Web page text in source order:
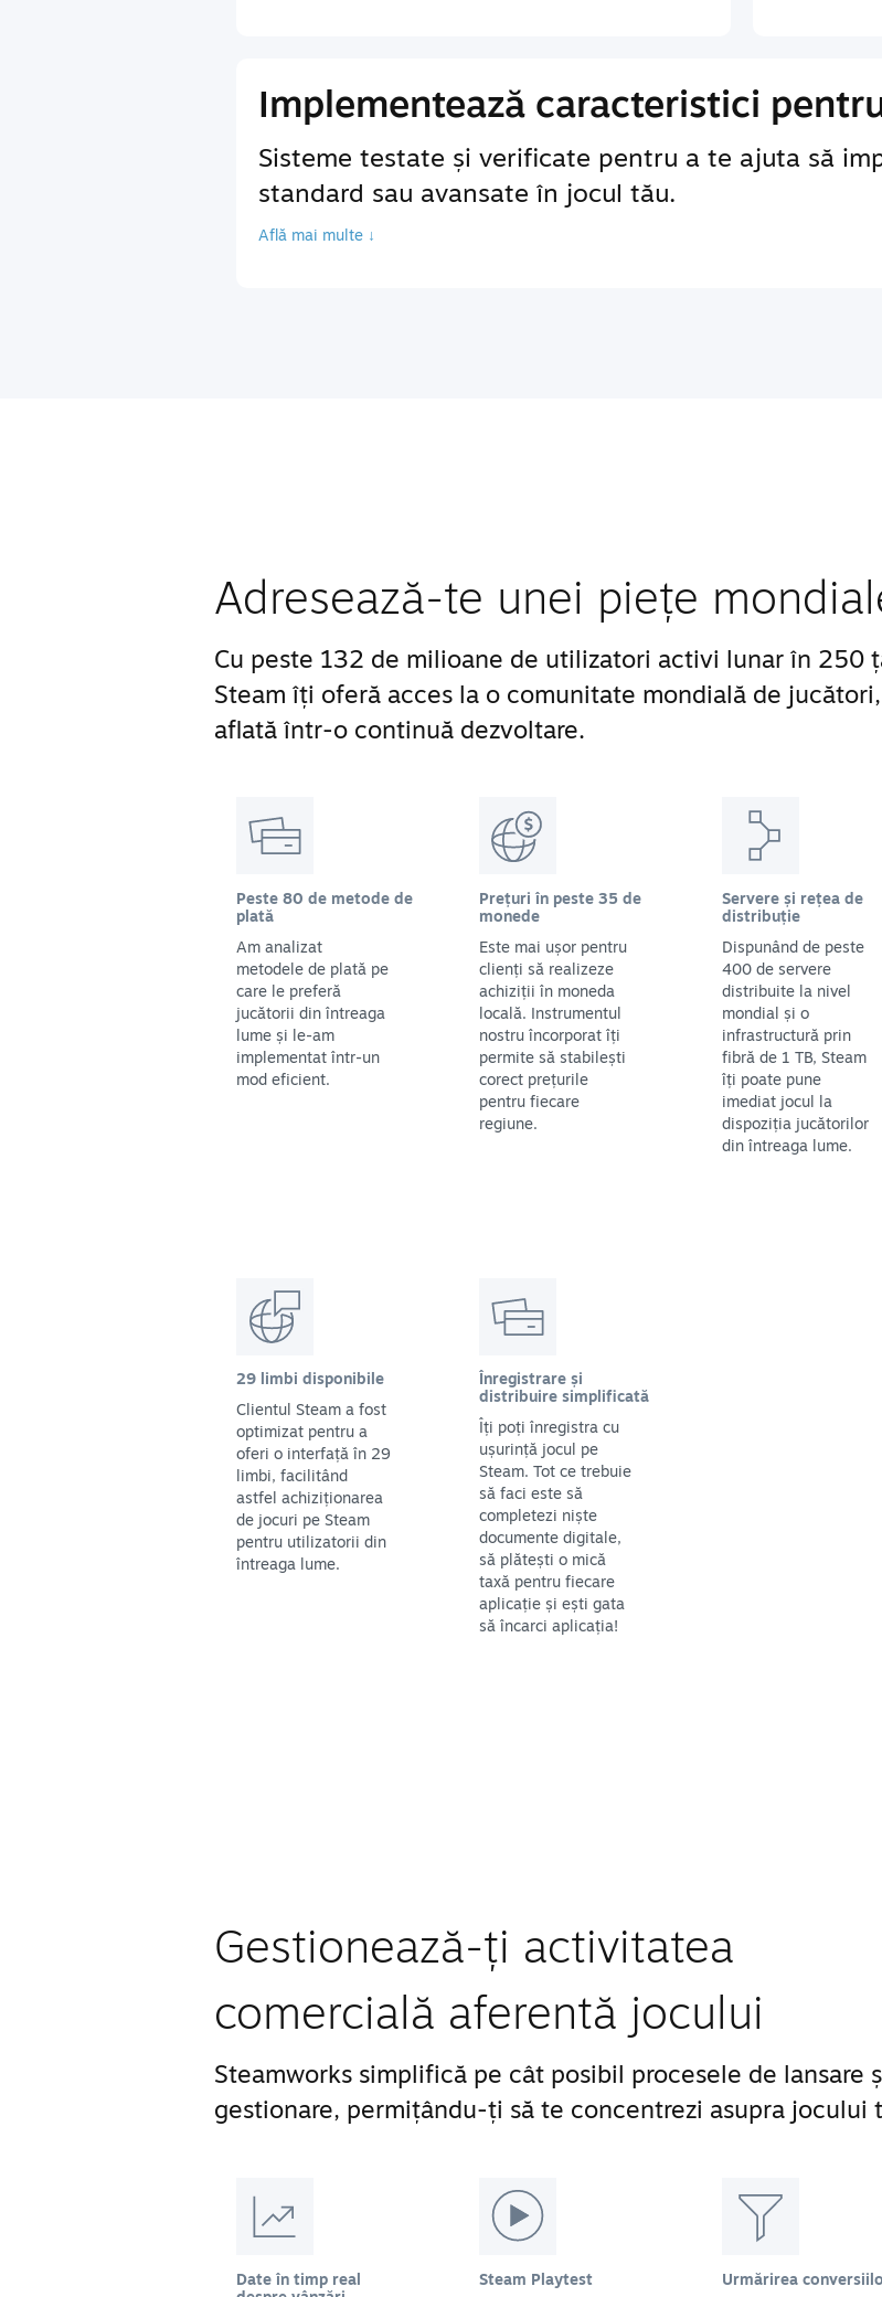
Implementează caracteristici
Sisteme testate și verificate pentru a te ajuta să
standard sau avansate în jocul tău.
Află mai multe ↓
Adresează-te unei piețe
Cu peste 132 de milioane de utilizatori activi lunar în 250
Steam îți oferă acces la o comunitate mondială de jucători,
aflată într-o continuă dezvoltare.
Peste 80 de metode de
plată
Am analizat
metodele de plată pe
care le preferă
jucătorii din întreaga
lume și le-am
implementat într-un
mod eficient.
Prețuri în peste 35 de
monede
Este mai ușor pentru
clienți să realizeze
achiziții în moneda
locală. Instrumentul
nostru încorporat îți
permite să stabilești
corect prețurile
pentru fiecare
regiune.
Servere și rețea de
distribuție
Dispunând de peste
400 de servere
distribuite la nivel
mondial și o
infrastructură prin
fibră de 1 TB, Steam
îți poate pune
imediat jocul la
dispoziția jucătorilor
din întreaga lume.
29 limbi disponibile
Clientul Steam a fost
optimizat pentru a
oferi o interfață în 29
limbi, facilitând
astfel achiziționarea
de jocuri pe Steam
pentru utilizatorii din
întreaga lume.
Înregistrare și
distribuire simplificată
Îți poți înregistra cu
ușurință jocul pe
Steam. Tot ce trebuie
să faci este să
completezi niște
documente digitale,
să plătești o mică
taxă pentru fiecare
aplicație și ești gata
să încarci aplicația!
Gestionează-ți activitatea
comercială aferentă jocului
Steamworks simplifică pe cât posibil procesele de lansare
gestionare, permițându-ți să te concentrezi asupra jocului
Date în timp real
Steam Playtest Urmărirea